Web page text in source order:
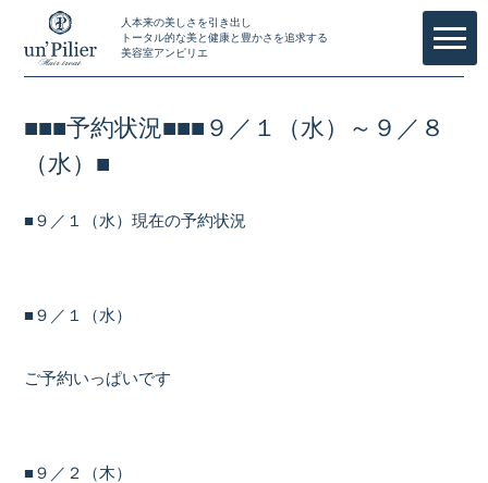
人本来の美しさを引き出し
トータル的な美と健康と豊かさを追求する
美容室アンピリエ
■■■予約状況■■■９／１（水）～９／８
（水）■
■９／１（水）現在の予約状況
■９／１（水）
ご予約いっぱいです
■９／２（木）